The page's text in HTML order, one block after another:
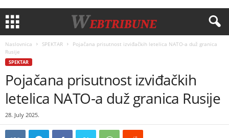
Naslovnica SPEKTAR
Pojačana prisutnost izviđačkih letelica NATO-a duž granica
Rusije
SPEKTAR
Pojačana prisutnost izviđačkih
letelica NATO-a duž granica Rusije
28. July 2025.